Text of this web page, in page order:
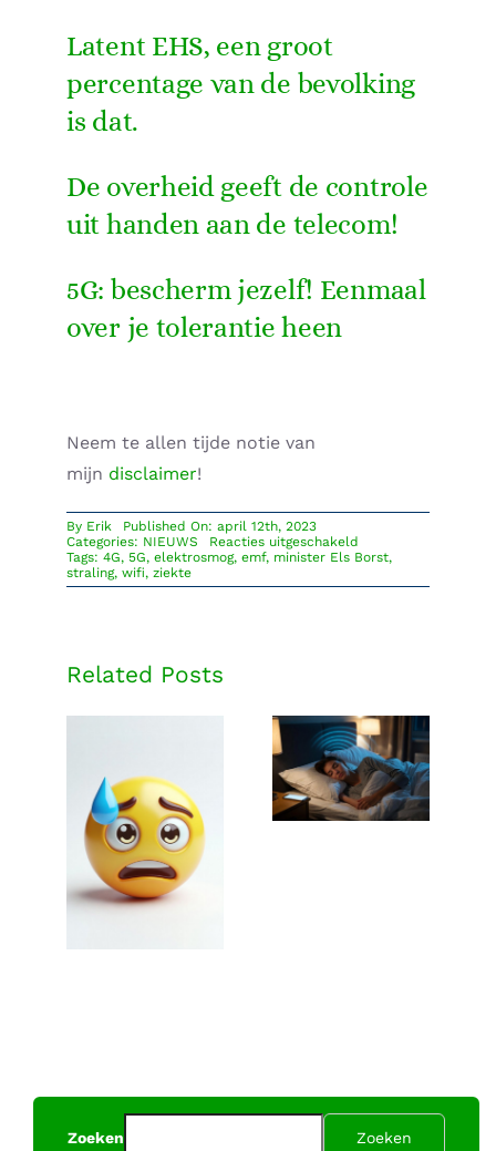
Latent EHS, een groot
percentage van de bevolking
is dat.
De overheid geeft de controle
uit handen aan de telecom!
5G: bescherm jezelf! Eenmaal
over je tolerantie heen
Neem te allen tijde notie van
mijn disclaimer!
By Erik
Published On: april 12th, 2023
Categories: NIEUWS Reacties uitgeschakeld
EHS
steeds
Tags: 4G, 5G, elektrosmog, emf, minister Els Borst,
straling, wifi, ziekte
Related Posts
Het verhaal
van George
Carlo
Mobiele
straling kan
je slaap
Zoeken Zoeken